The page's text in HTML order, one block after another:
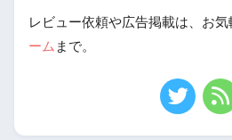
レビュー依頼や広告掲載は、お気
ーム まで。